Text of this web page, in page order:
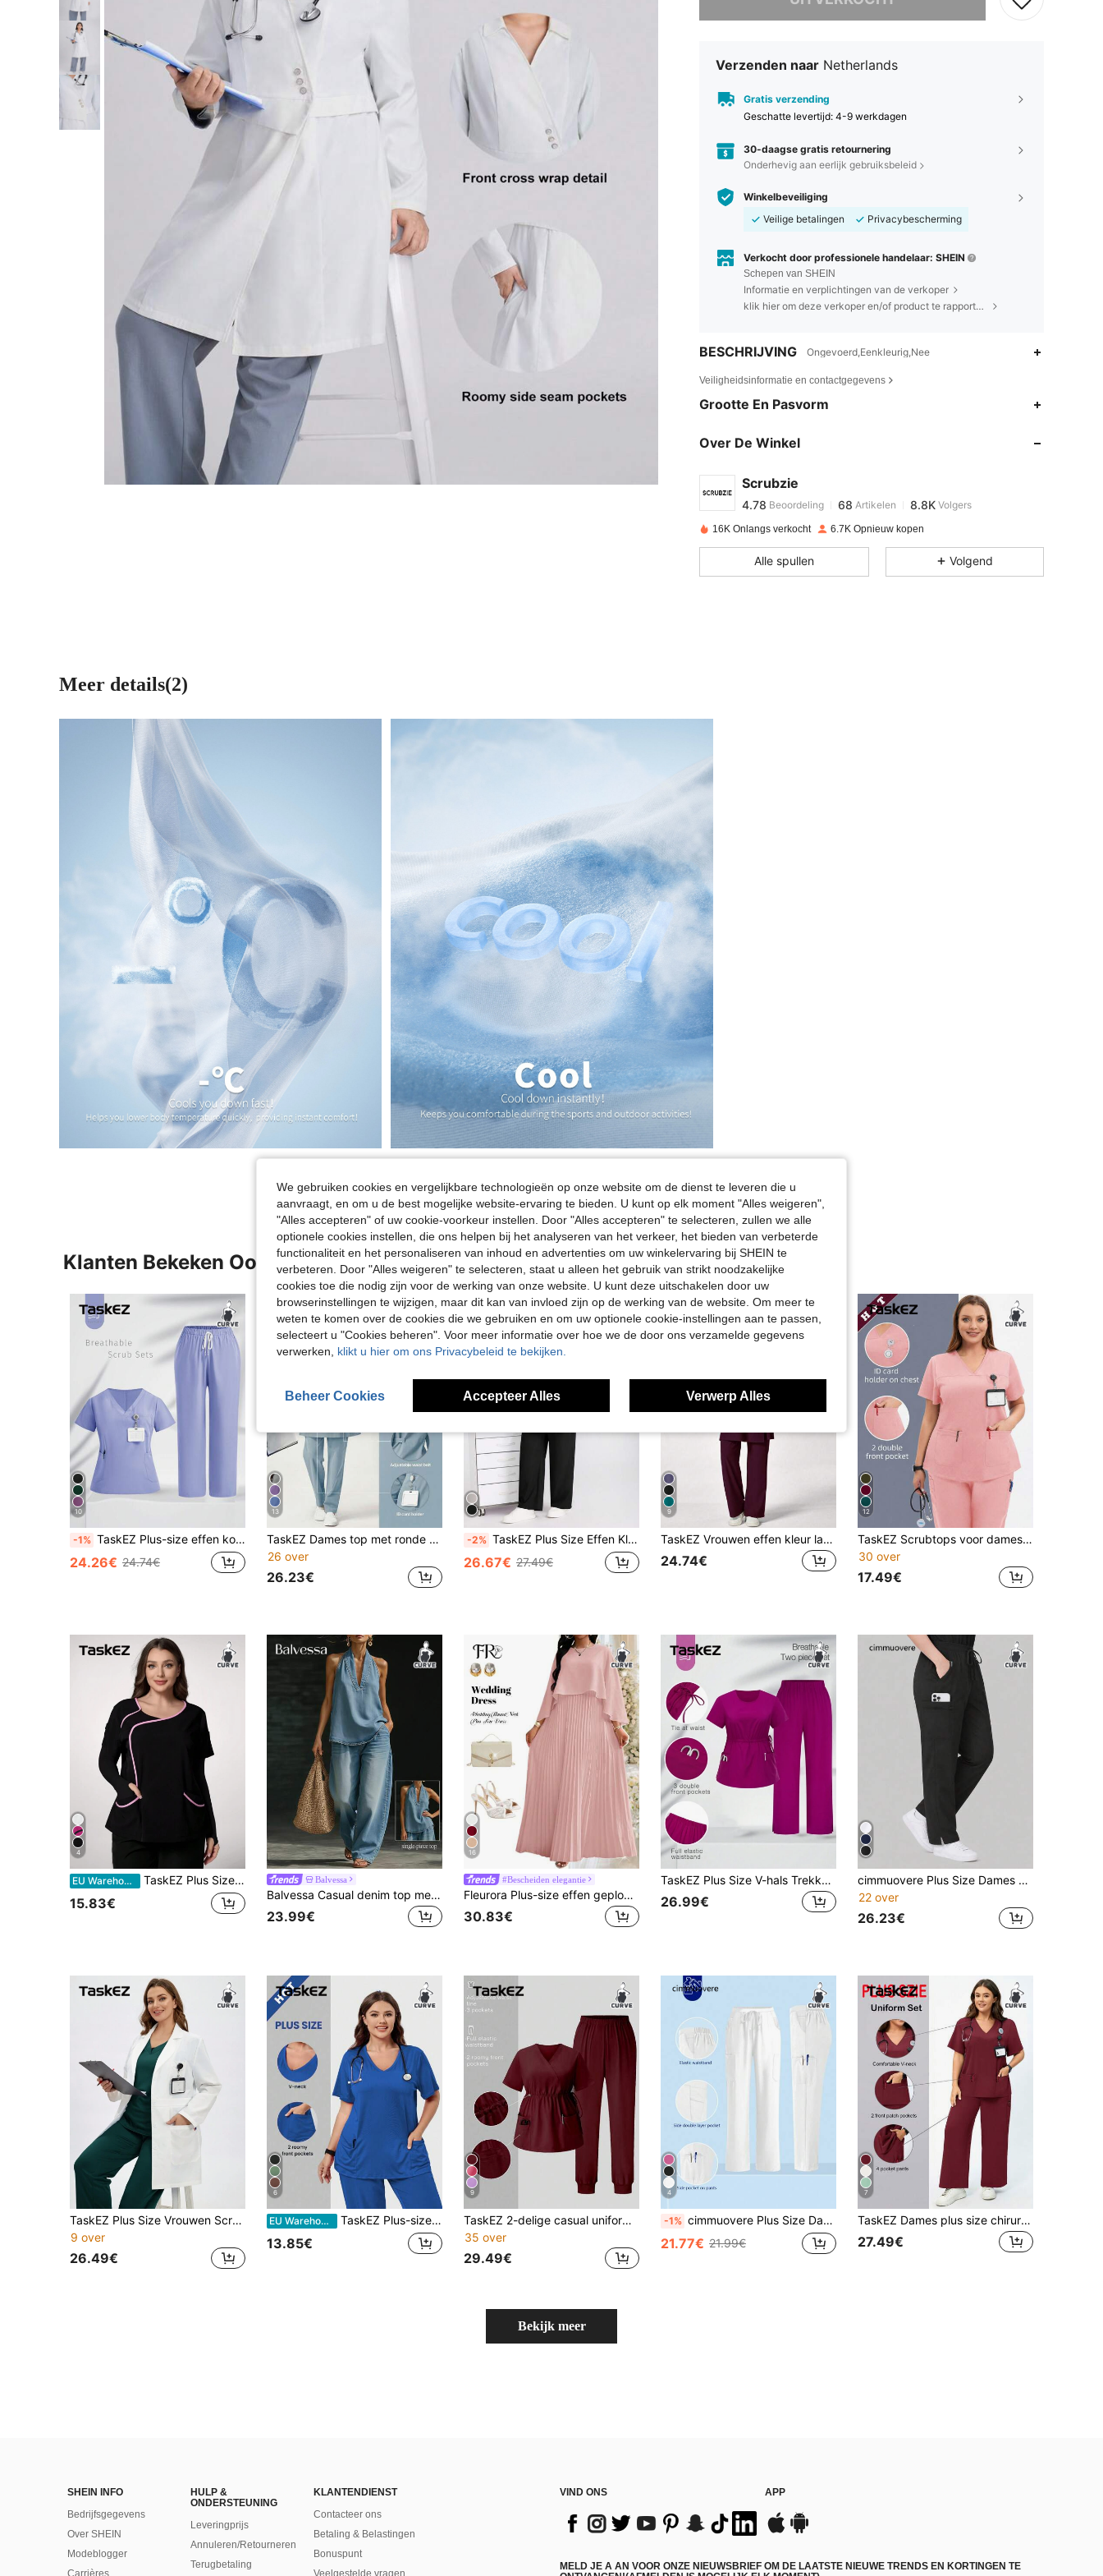
Verzenden naar Netherlands
Gratis verzending
Geschatte levertijd: 4-9 werkdagen
30-daagse gratis retournering
Onderhevig aan eerlijk gebruiksbeleid
Winkelbeveiliging
Veilige betalingen
Privacybescherming
Verkocht door professionele handelaar: SHEIN
Schepen van SHEIN
Informatie en verplichtingen van de verkoper
klik hier om deze verkoper en/of product te rapporteren.
BESCHRIJVING Ongevoerd,Eenkleurig,Nee
Veiligheidsinformatie en contactgegevens
Grootte En Pasvorm
Over De Winkel
Scrubzie
4.78
4.78
4.78 68 8.8K
f***bbetaalde1 dag geleden
4.78 68 8.8K
16K Onlangs verkocht 6.7K Opnieuw kopen
Alle spullen Volgend
Meer details(2)
Klanten Bekeken Ook
10
-1% TaskEZ Plus-size effen korte mouwen en lange broek / verpleegkundige scrub-uniformset
24.26€ 24.74€
13
TaskEZ Dames top met ronde hals en lange mouwen in effen kleur, bestaande uit een casual broek en een top die perfect is voor dagelijks gebruik.
26 over
26.23€
-2% TaskEZ Plus Size Effen Kleur Lange Mouwen Lange Broek Scrub Uniform Set, Werkkleding Vrouwen Voor Vrouwen Vrouwen Plus Kleding Tweedelige Scrubs Scrub Sets Plus Size Pakken Vrouwen Vrouwenpakken Plus Size Plus Size Vrouwenkleding Plus Size Broeken Vrouwen Plus Kleding Sets Vrouwen Plus Kleding Werk
26.67€ 27.49€
9
TaskEZ Vrouwen effen kleur lange mouwen top en broek verpleegkundige scrub uniform set
24.74€
12
TaskEZ Scrubtops voor dames - Scrubtop met sweetheart-halslijn, T-shirt met korte mouwen, V-hals en 2 zakken voor verpleegkundigen
30 over
17.49€
4
EU Warehouse TaskEZ Plus Size Uniform Set: Dames Uniform Tops Shirt Kraag Lange Mouw Effen Kleur Dubbele Zak Tops, Dames Scrub Tops, Eenvoudige Casual Schoonmaak Uniform
15.83€
Balvessa
Balvessa Casual denim top met halternek in grote maten
23.99€
16
#Bescheiden elegantie
Fleurora Plus-size effen geplooide elegante jurk, modieus voor de zomer
30.83€
TaskEZ Plus Size V-hals Trekkoord Zak Korte Mouw Top En Elastische Taille Broek Uniform Scrub Set
26.99€
cimmuovere Plus Size Dames Effen Kleur Zakken Rechte Fit Scrubs Verpleegkundige Scrubs Werkkleding Tandarts Gezondheidszorg Huisdierziekenhuis Laboratorium Broek Zwart Herfst
22 over
26.23€
TaskEZ Plus Size Vrouwen Scrubs Scrub Uniform Voorkant Knoop Ziekenhuis Verstelbare Taille Witte Verpleegster Scrubs -Scrubs Scrub Uniform -Vrouwen Scrubs Labjas Kleding 2 Voorzakken + 1 Binnenzak
9 over
26.49€
6
EU Warehouse TaskEZ Plus-size V-hals en verpleegkundige scrub uniform top met korte mouwen, modieus voor de zomer
13.85€
9
TaskEZ 2-delige casual uniformset in grote maten met V-hals, tailleverstrakkende top met korte mouwen en broek, schoonmaakuniformset
35 over
29.49€
4
-1% cimmuovere Plus Size Dames Casual/Werk Zes Zakken Elastische Taille Losse Broek Herfst
21.77€ 21.99€
7
TaskEZ Dames plus size chirurgische jas top en broek losse tweedelige set
27.49€
Bekijk meer
SHEIN INFO
Bedrijfsgegevens
Over SHEIN
Modeblogger
HULP &
ONDERSTEUNING
Leveringprijs
Annuleren/Retourneren
Terugbetaling
KLANTENDIENST
Contacteer ons
Betaling & Belastingen
Bonuspunt
VIND ONS APP
MELD JE A AN VOOR ONZE NIEUWSBRIEF OM DE LAATSTE NIEUWE TRENDS EN KORTINGEN TE
We gebruiken cookies en vergelijkbare technologieën op onze website om de dienst te leveren die u
aanvraagt, en om u de best mogelijke website-ervaring te bieden. U kunt op elk moment "Alles weigeren",
"Alles accepteren" of uw cookie-voorkeur instellen. Door "Alles accepteren" te selecteren, zullen we alle
optionele cookies instellen, die ons helpen bij het analyseren van het verkeer, het bieden van verbeterde
functionaliteit en het personaliseren van inhoud en advertenties om uw winkelervaring bij SHEIN te
verbeteren. Door "Alles weigeren" te selecteren, staat u alleen het gebruik van strikt noodzakelijke
cookies toe die nodig zijn voor de werking van onze website. U kunt deze uitschakelen door uw
browserinstellingen te wijzigen, maar dit kan van invloed zijn op de werking van de website. Om meer te
weten te komen over de cookies die we gebruiken en om uw optionele cookie-instellingen aan te passen,
selecteert u "Cookies beheren". Voor meer informatie over hoe we de door ons verzamelde gegevens
verwerken, klikt u hier om ons Privacybeleid te bekijken.
Beheer Cookies Accepteer Alles Verwerp Alles